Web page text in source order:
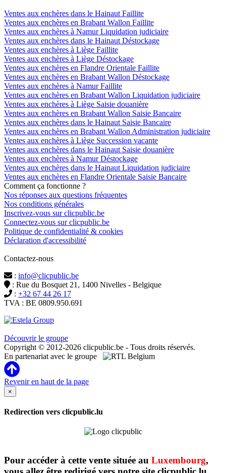
Ventes aux enchères dans le Hainaut Faillite
Ventes aux enchères en Brabant Wallon Faillite
Ventes aux enchères à Namur Liquidation judiciaire
Ventes aux enchères dans le Hainaut Déstockage
Ventes aux enchères à Liège Faillite
Ventes aux enchères à Liège Déstockage
Ventes aux enchères en Flandre Orientale Faillite
Ventes aux enchères en Brabant Wallon Déstockage
Ventes aux enchères à Namur Faillite
Ventes aux enchères en Brabant Wallon Liquidation judiciaire
Ventes aux enchères à Liège Saisie douanière
Ventes aux enchères en Brabant Wallon Saisie Bancaire
Ventes aux enchères dans le Hainaut Saisie Bancaire
Ventes aux enchères en Brabant Wallon Administration judiciaire
Ventes aux enchères à Liège Succession vacante
Ventes aux enchères dans le Hainaut Saisie douanière
Ventes aux enchères à Namur Déstockage
Ventes aux enchères dans le Hainaut Liquidation judiciaire
Ventes aux enchères en Flandre Orientale Saisie Bancaire
Comment ça fonctionne ?
Nos réponses aux questions fréquentes
Nos conditions générales
Inscrivez-vous sur clicpublic.be
Connectez-vous sur clicpublic.be
Politique de confidentialité & cookies
Déclaration d'accessibilité
Contactez-nous
: info@clicpublic.be
: Rue du Bosquet 21, 1400 Nivelles - Belgique
: +32 67 44 26 17
TVA : BE 0809.950.691
Découvrir le groupe
Copyright © 2012-2026 clicpublic.be - Tous droits réservés.
En partenariat avec le groupe
Revenir en haut de la page
×
Redirection vers clicpublic.lu
Pour accéder à cette vente située au Luxembourg,